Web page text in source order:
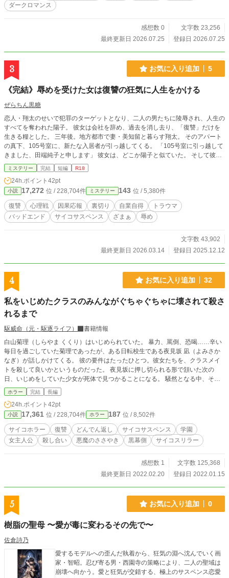
ダークロマンス
感想数 0
文字数 23,256
最終更新日 2026.07.25
登録日 2026.07.25
3 お気に入り追加 5
《完結》辱めを受けた女は復讐の狂気に人生をかける
ぜらちん黒糖
​​恋人・翔太のせいで犯罪のターゲットとなり、二人の男たちに陵辱され、人生の
すべてを奪われた陽子。 彼女は会社を辞め、過去を消し去り、「復讐」だけを
生きる糧とした。 ​三年後。地方都市で妻・美知留と暮らす翔太。 ​そのアパート
の真下、105号室に、新たな入居者が引っ越してくる。 ​「105号室に引っ越して
きました、田端純子と申します」 ​彼女は、どこか陽子と似ていた。 そして彼女
は、翔太の同僚となり、その影は静かに侵食していく。 ​翔太の好物、愛の記憶
のすべてが、今、妻・美知留を奈落へ突き落とすための冷酷な凶器と化す。 ​果
たして、翔太と美知留を待ち受けるのは、究極の破滅か、それとも永遠の呪い
か、死か……。 ​
ミステリー 完結 短編 R18
24h.ポイント 42pt
小説 17,272 位 / 228,704件 ミステリー 143 位 / 5,380件
復讐 心理戦 因果応報 裏切り 自業自得
トラウマ
バッドエンド
サイコサスペンス ざまぁ 辱め
文字数 43,902
最終更新日 2026.03.14
登録日 2025.12.12
4 お気に入り追加 32
私をいじめたクラスのみんながぐちゃぐちゃに壊されて殺さ
れるまで
駆威命（元・駆逐ライフ）
書籍情報
白山菊理（しらやま くくり）はいじめられていた。 暴力、罵倒、恐喝……辛い
毎日を過ごしていた菊理であったが、ある日転校生である夜見坂 凪（よみさか
なぎ）が話しかけてくる。 彼の要件はたったひとつ。彼女たちを、クラスメイ
トを殺して良いかというものだった。 夜見坂に押し切られる形で頷いた次の
日、いじめをしていた少女が死体で見つかることになる。 騒然となる中、その
次の日には失踪者が出てしまう。 誰が殺したのか。次は誰が犠牲になるのか。
疑心暗鬼になるクラスメイトたちに、夜見坂はそっと囁きかけ……。 ――い
ま、殺戮の狂宴が幕を開ける。
ホラー 完結 長編
24h.ポイント 42pt
小説 17,361 位 / 228,704件 ホラー 187 位 / 8,502件
サイコホラー 復讐 どんでん返し サイコサスペンス
学園
女主人公
殺し合い 悪魔のささやき 黒幕側 サイコスリラー
感想数 1
文字数 125,368
最終更新日 2022.02.20
登録日 2022.01.15
5 お気に入り追加 0
樹脂の聖母 〜愛が毒に変わるその先で〜
佐倉詩乃
愛するモデルへの歪んだ執着から、狂気の淵へ沈んでいく画
家・智昭。忍び寄る男・西園寺の策略により、二人の聖域は
崩壊へ向かう。愛と狂気が交錯する、極上のサスペンス恋愛